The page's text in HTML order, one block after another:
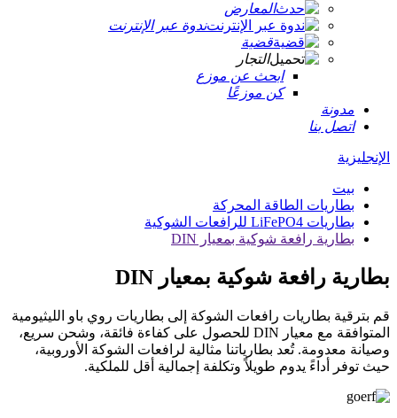
المعارض
ندوة عبر الإنترنت
قضية
التجار
ابحث عن موزع
كن موزعًا
مدونة
اتصل بنا
الإنجليزية
بيت
بطاريات الطاقة المحركة
بطاريات LiFePO4 للرافعات الشوكية
بطارية رافعة شوكية بمعيار DIN
بطارية رافعة شوكية بمعيار DIN
قم بترقية بطاريات رافعات الشوكة إلى بطاريات روي باو الليثيومية
المتوافقة مع معيار DIN للحصول على كفاءة فائقة، وشحن سريع،
وصيانة معدومة. تُعد بطارياتنا مثالية لرافعات الشوكة الأوروبية،
حيث توفر أداءً يدوم طويلاً وتكلفة إجمالية أقل للملكية.